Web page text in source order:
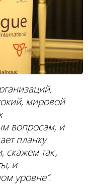
мировой
вопросам, и
планку
скажем так,
и
уровне”.